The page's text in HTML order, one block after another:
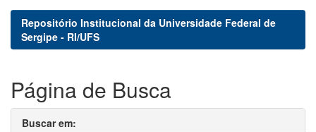
Repositório Institucional da Universidade Federal de
Sergipe - RI/UFS
Página de Busca
Buscar em: